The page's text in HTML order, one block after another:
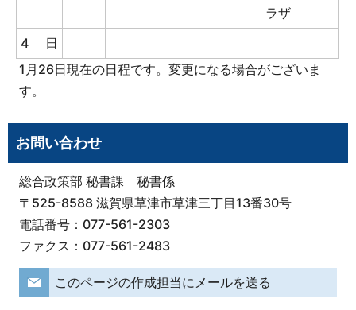
ラザ
4
日
1月26日現在の日程です。変更になる場合がございま
す。
お問い合わせ
総合政策部 秘書課 秘書係
〒525-8588 滋賀県草津市草津三丁目13番30号
電話番号：077-561-2303
ファクス：077-561-2483
このページの作成担当にメールを送る